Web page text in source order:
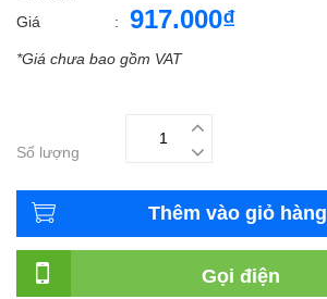
Giá
: 917.000₫
*Giá chưa bao gồm VAT
Số lượng
Thêm vào giỏ hàng
Gọi điện